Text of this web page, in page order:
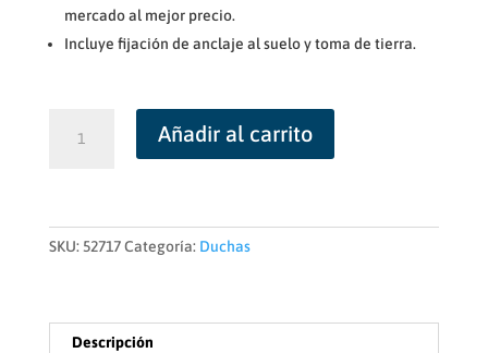
mercado al mejor precio.
Incluye fijación de anclaje al suelo y toma de tierra.
Angel
Añadir al carrito
SKU: 52717 Categoría: Duchas
Descripción